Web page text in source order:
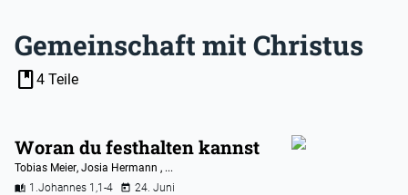
Gemeinschaft mit Christus
book4 Teile
Woran du festhalten kannst
Tobias Meier, Josia Hermann , ...
1.Johannes 1,1-4
24. Juni